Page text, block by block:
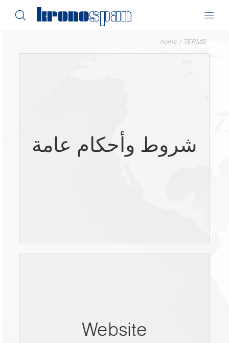
home / TERMS
شروط وأحكام عامة
Website